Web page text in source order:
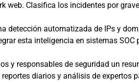
web. Clasifica los incidentes por
detección automatizada de IPs y
esta inteligencia en sistemas SOC
y responsables de seguridad un
diarios y análisis de expertos